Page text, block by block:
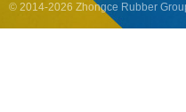
© 2014-2026 Zhongce Rubber